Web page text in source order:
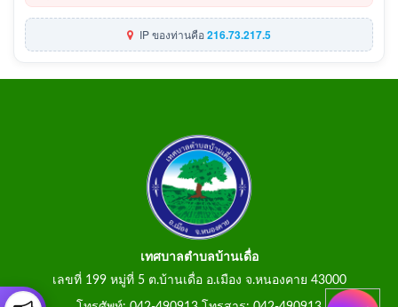
IP ของท่านคือ216.73.217.5
เทศบาลตำบลบ้านเดื่อ
เลขที่ 199 หมู่ที่ 5 ต.บ้านเดื่อ อ.เมือง จ.หนองคาย 43000